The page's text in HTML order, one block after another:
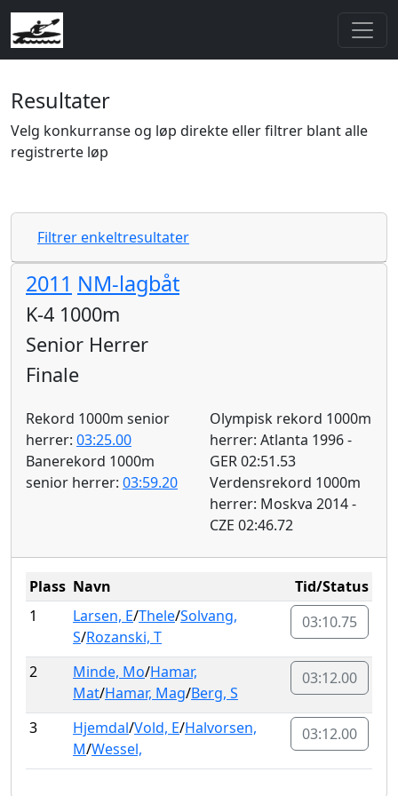
Resultater
Velg konkurranse og løp direkte eller filtrer blant alle
registrerte løp
Filtrer enkeltresultater
2011 NM-lagbåt
K-4 1000m
Senior Herrer
Finale
Rekord 1000m senior
herrer: 03:25.00
Banerekord 1000m
senior herrer: 03:59.20
Olympisk rekord 1000m
herrer: Atlanta 1996 -
GER 02:51.53
Verdensrekord 1000m
herrer: Moskva 2014 -
CZE 02:46.72
Plass Navn
Tid/Status
1
Larsen, E/Thele/Solvang,
S/Rozanski, T
03:10.75
2 Minde, Mo/Hamar,
Mat/Hamar, Mag/Berg, S
03:12.00
3 Hjemdal/Vold, E/Halvorsen,
M/Wessel,
03:12.00